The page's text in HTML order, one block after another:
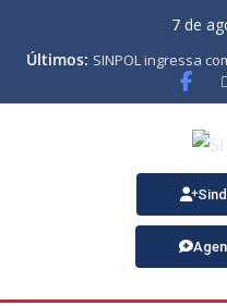
7 de
Últimos: SINPOL ingressa
pagamento do PJES
ASSEMBLEIA GERAL
MINUTA DA LEI
Nota de Pesar
fundadores do
SINPOL e CAMPOL
no dia 9 de outubro